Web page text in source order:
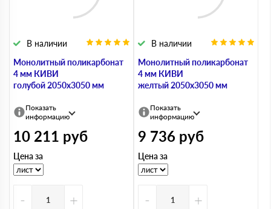
Монолитный поликарбонат
4 мм КИВИ
голубой 2050х3050 мм
В наличии
Показать
информацию
10 211 руб
Цена за
- +
Монолитный поликарбонат
4 мм КИВИ
желтый 2050х3050 мм
В наличии
Показать
информацию
9 736 руб
Цена за
- +